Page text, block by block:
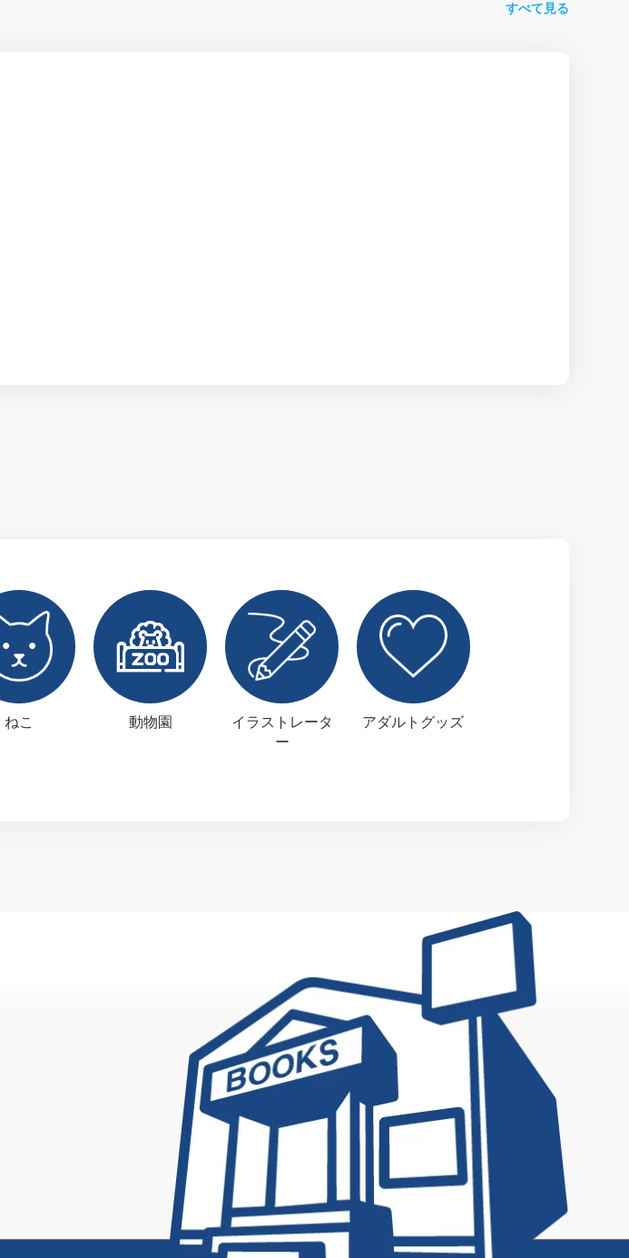
すべて見る
ねこ 動物園
イラストレータ
ー
アダルトグッズ